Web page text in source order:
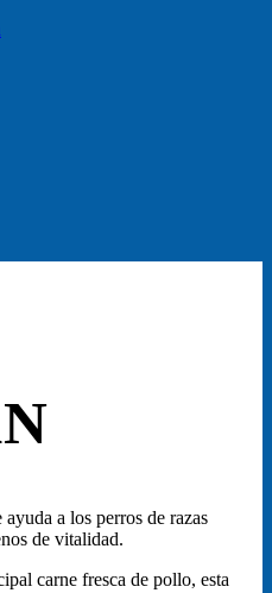
a los perros de razas
de vitalidad.
carne fresca de pollo, esta